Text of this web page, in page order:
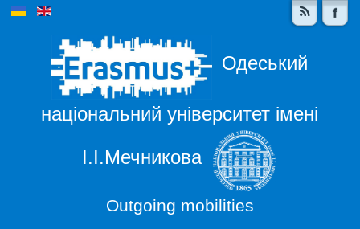
Одеський
національний університет імені
І.І.Мечникова
Outgoing mobilities